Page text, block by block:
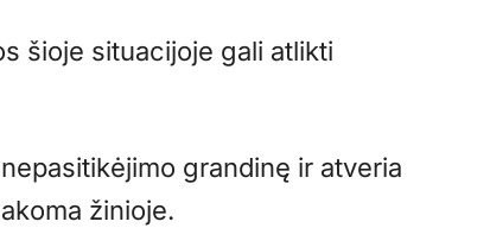
šioje situacijoje gali atlikti
grandinę ir atveria
žinioje.